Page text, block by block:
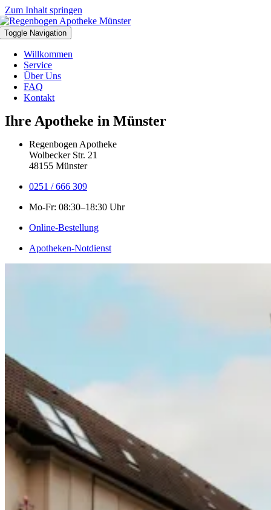
Zum Inhalt springen
Toggle Navigation
Willkommen
Service
Über Uns
FAQ
Kontakt
Ihre Apotheke in Münster
Regenbogen Apotheke
Wolbecker Str. 21
48155 Münster
0251 / 666 309
Mo-Fr: 08:30–18:30 Uhr
Online-Bestellung
Apotheken-Notdienst